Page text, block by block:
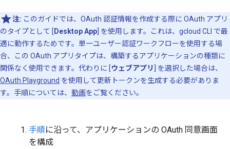
注: このガイドでは、OAuth 認証情報を作成する際に OAuth アプリ
のタイプとして [ Desktop App ] を使用します。これは、gcloud CLI で最
適に動作するためです。単一ユーザー認証ワークフローを使用する場
合、この OAuth アプリタイプは、構築するアプリケーションの種類に
関係なく使用できます。代わりに [ウェブアプリ
] を選択した場合は、
OAuth Playground を使用して更新トークンを生成する必要がありま
す。手順については、 動画をご覧ください。
手順に沿って、アプリケーションの OAuth 同意画面
を構成